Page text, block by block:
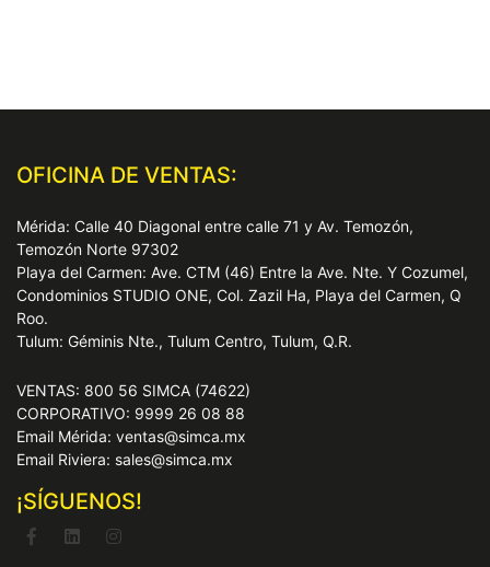
OFICINA DE VENTAS:
Mérida: Calle 40 Diagonal entre calle 71 y Av. Temozón,
Temozón Norte 97302
Playa del Carmen: Ave. CTM (46) Entre la Ave. Nte. Y Cozumel,
Condominios STUDIO ONE, Col. Zazil Ha, Playa del Carmen, Q
Roo.
Tulum: Géminis Nte., Tulum Centro, Tulum, Q.R.
VENTAS: 800 56 SIMCA (74622)
CORPORATIVO: 9999 26 08 88
Email Mérida: ventas@simca.mx
Email Riviera: sales@simca.mx
¡SÍGUENOS!